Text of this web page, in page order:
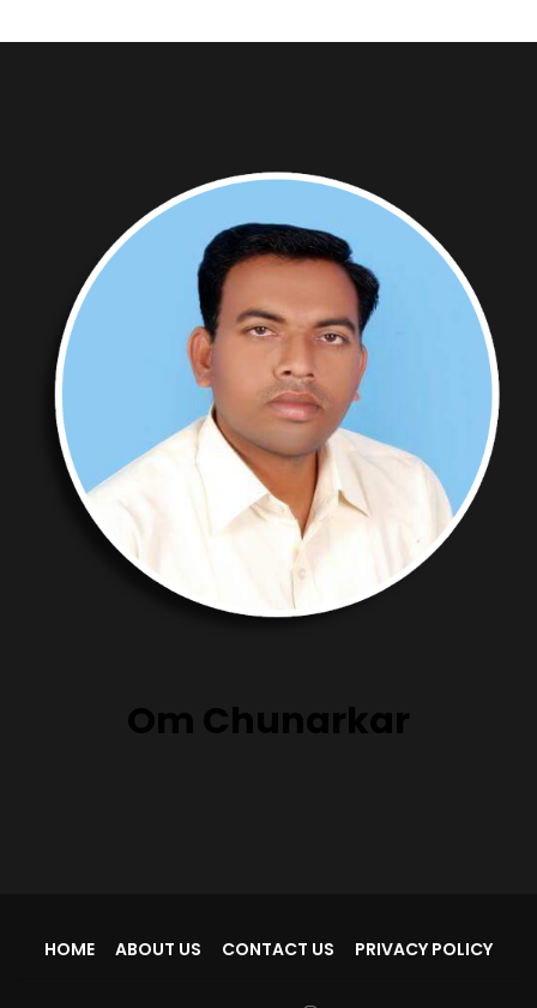
Om Chunarkar
HOME ABOUT US CONTACT US PRIVACY POLICY